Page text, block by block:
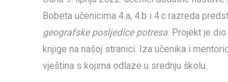
Bobeta učenicima 4.a, 4.b i 4.c razreda
geografske posljedice potresa. Projekt je
knjige na našoj stranici. Iza učenika i
vještina s kojima odlaze u srednju školu.